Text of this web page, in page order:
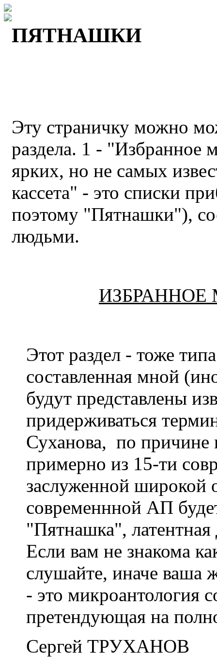
ПЯТНАШКИ
Эту страничку можно
раздела. 1 - "Избранное
ярких, но не самых
кассета" - это списки
поэтому "Пятнашки"),
людьми.
Этот раздел - тоже
составленная мной
будут представлены
придерживаться
Суханова, по причине
примерно из 15-ти
заслуженной широкой
современнной АП
"Пятнашка", латентная
Если вам не знакома
слушайте, иначе ваша
- это микроантология
претендующая на
Сергей ТРУХАНОВ